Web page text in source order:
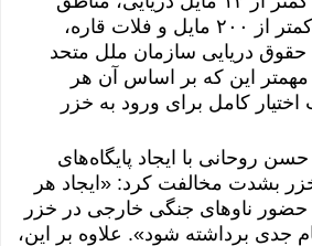
اقتصادی انحصاری کمتر از ۲٠٠ مایل و فلات قاره،
دریایی سازمان ملل متحد
این که بر اساس آن هر
کامل برای ورود به خزر
روحانی با ایجاد پایگاه‌های
بشدت مخالفت کرد: «ایجاد هر
حضور ناوهای جنگی خارجی در خزر
جدی برداشته شود». علاوه بر این،